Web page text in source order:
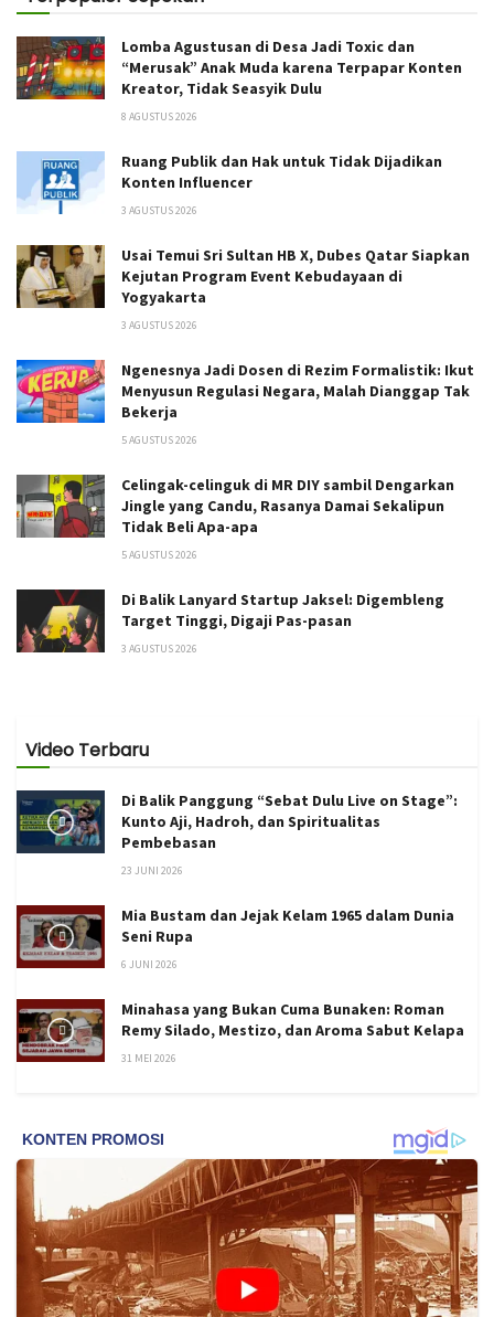
Lomba Agustusan di Desa Jadi Toxic dan
“Merusak” Anak Muda karena Terpapar Konten
Kreator, Tidak Seasyik Dulu
8 AGUSTUS 2026
Ruang Publik dan Hak untuk Tidak Dijadikan
Konten Influencer
3 AGUSTUS 2026
Usai Temui Sri Sultan HB X, Dubes Qatar Siapkan
Kejutan Program Event Kebudayaan di
Yogyakarta
3 AGUSTUS 2026
Ngenesnya Jadi Dosen di Rezim Formalistik: Ikut
Menyusun Regulasi Negara, Malah Dianggap Tak
Bekerja
5 AGUSTUS 2026
Celingak-celinguk di MR DIY sambil Dengarkan
Jingle yang Candu, Rasanya Damai Sekalipun
Tidak Beli Apa-apa
5 AGUSTUS 2026
Di Balik Lanyard Startup Jaksel: Digembleng
Target Tinggi, Digaji Pas-pasan
3 AGUSTUS 2026
Video Terbaru
Di Balik Panggung “Sebat Dulu Live on Stage”:
Kunto Aji, Hadroh, dan Spiritualitas
Pembebasan
23 JUNI 2026
Mia Bustam dan Jejak Kelam 1965 dalam Dunia
Seni Rupa
6 JUNI 2026
Minahasa yang Bukan Cuma Bunaken: Roman
Remy Silado, Mestizo, dan Aroma Sabut Kelapa
31 MEI 2026